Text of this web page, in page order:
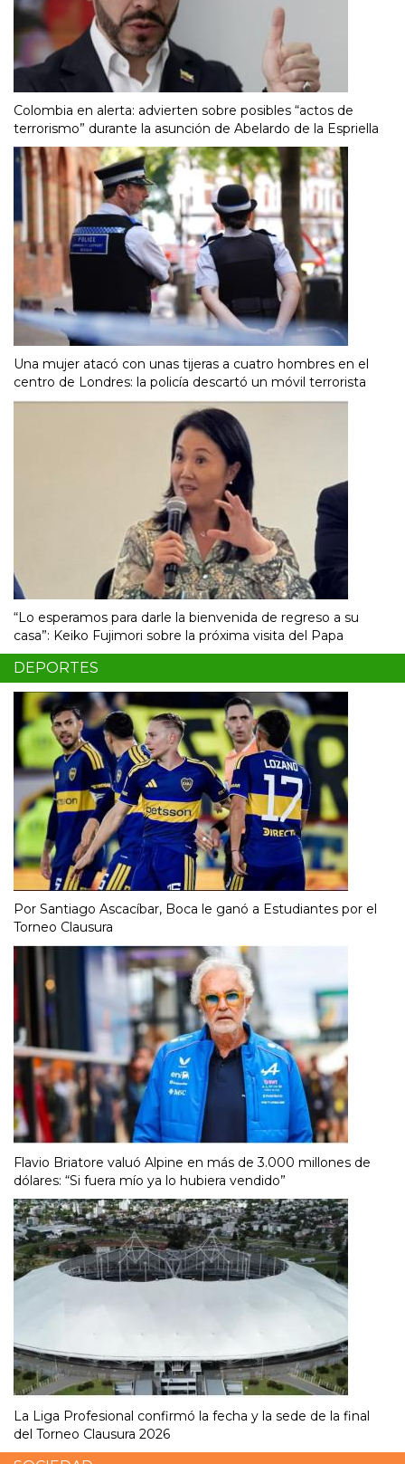
Colombia en alerta: advierten sobre posibles “actos de
terrorismo” durante la asunción de Abelardo de la Espriella
Una mujer atacó con unas tijeras a cuatro hombres en el
centro de Londres: la policía descartó un móvil terrorista
“Lo esperamos para darle la bienvenida de regreso a su
casa”: Keiko Fujimori sobre la próxima visita del Papa
DEPORTES
Por Santiago Ascacíbar, Boca le ganó a Estudiantes por el
Torneo Clausura
Flavio Briatore valuó Alpine en más de 3.000 millones de
dólares: “Si fuera mío ya lo hubiera vendido”
La Liga Profesional confirmó la fecha y la sede de la final
del Torneo Clausura 2026